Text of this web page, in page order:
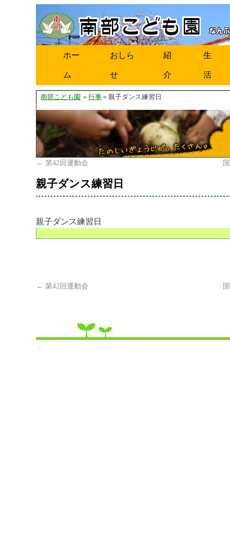
ホー
ム
おしら
せ
紹
介
生
活
南部こども園 » 行事 » 親子ダンス練習日
← 第42回運動会
親子ダンス練習日
親子ダンス練習日
← 第42回運動会